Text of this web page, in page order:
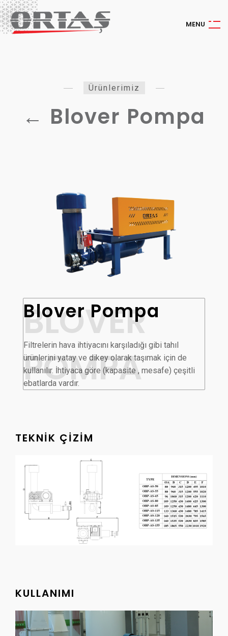
MENU
Ürünlerimiz
← Blover Pompa
BLOVER
POMPA
Blover Pompa
Filtrelerin hava ihtiyacını karşıladığı gibi tahıl
ürünlerini yatay ve dikey olarak taşımak için de
kullanılır. İhtiyaca göre (kapasite , mesafe) çeşitli
ebatlarda vardır.
TEKNİK ÇİZİM
KULLANIMI